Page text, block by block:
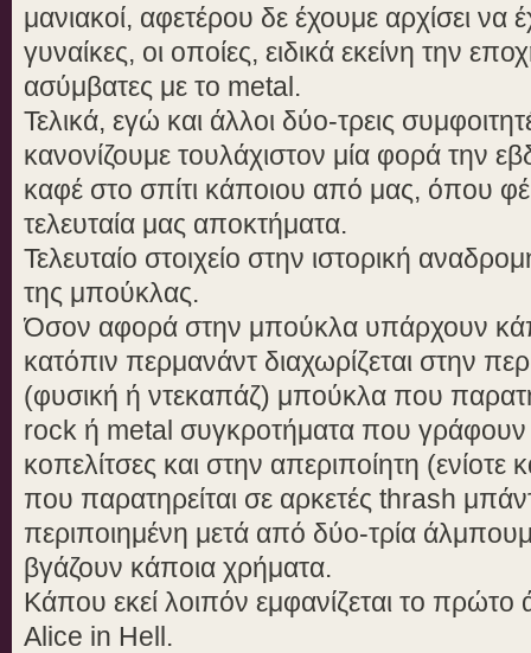
μανιακοί, αφετέρου δε έχουμε αρχίσει να
γυναίκες, οι οποίες, ειδικά εκείνη την
ασύμβατες με το metal.
Τελικά, εγώ και άλλοι δύο-τρεις
κανονίζουμε τουλάχιστον μία φορά την
καφέ στο σπίτι κάποιου από μας, όπου
τελευταία μας αποκτήματα.
Τελευταίο στοιχείο στην ιστορική
της μπούκλας.
Όσον αφορά στην μπούκλα υπάρχουν
κατόπιν περμανάντ διαχωρίζεται στην
(φυσική ή ντεκαπάζ) μπούκλα που
rock ή metal συγκροτήματα που γράφουν
κοπελίτσες και στην απεριποίητη (ενίοτε
που παρατηρείται σε αρκετές thrash
περιποιημένη μετά από δύο-τρία
βγάζουν κάποια χρήματα.
Κάπου εκεί λοιπόν εμφανίζεται το
Alice in Hell.